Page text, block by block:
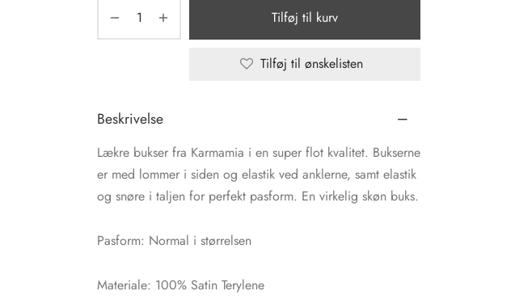
Tilføj til kurv
Tilføj til ønskelisten
Beskrivelse
Lækre bukser fra Karmamia i en super flot kvalitet. Bukserne
er med lommer i siden og elastik ved anklerne, samt elastik
og snøre i taljen for perfekt pasform. En virkelig skøn buks.
Pasform: Normal i størrelsen
Materiale: 100% Satin Terylene